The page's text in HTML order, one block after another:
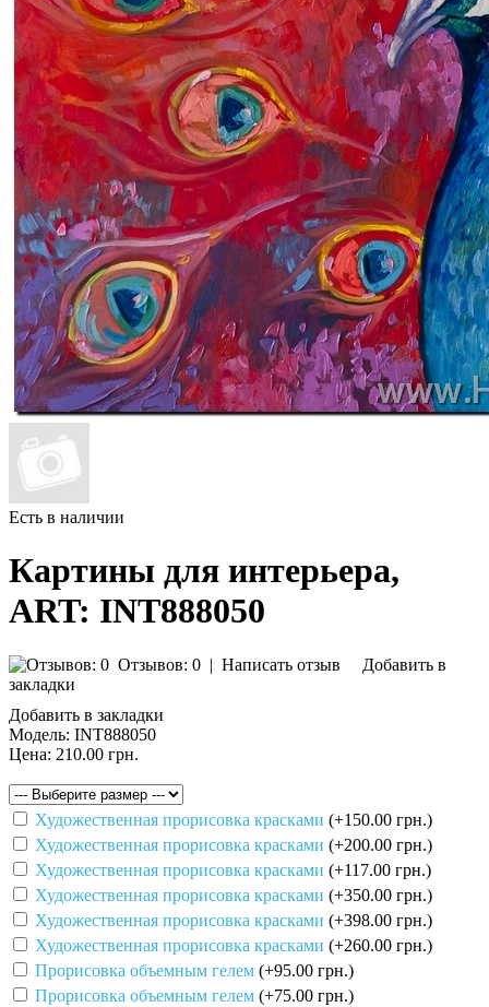
Есть в наличии
Картины для интерьера,
ART: INT888050
Отзывов: 0 | Написать отзыв
Добавить в
закладки
Добавить в закладки
Модель: INT888050
Цена: 210.00 грн.
Художественная прорисовка красками (+150.00 грн.)
Художественная прорисовка красками (+200.00 грн.)
Художественная прорисовка красками (+117.00 грн.)
Художественная прорисовка красками (+350.00 грн.)
Художественная прорисовка красками (+398.00 грн.)
Художественная прорисовка красками (+260.00 грн.)
Прорисовка объемным гелем (+95.00 грн.)
Прорисовка объемным гелем (+75.00 грн.)